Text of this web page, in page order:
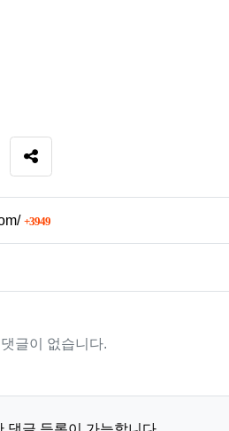
SNS 공유
3949회 연결
글이 없습니다.